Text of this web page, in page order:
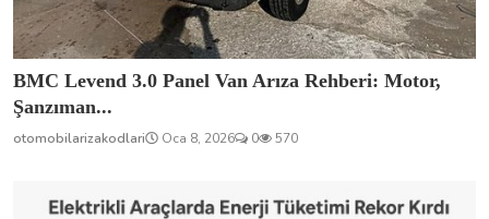
BMC Levend 3.0 Panel Van Arıza Rehberi: Motor,
Şanzıman...
otomobilarizakodlari Oca 8, 2026 0 570